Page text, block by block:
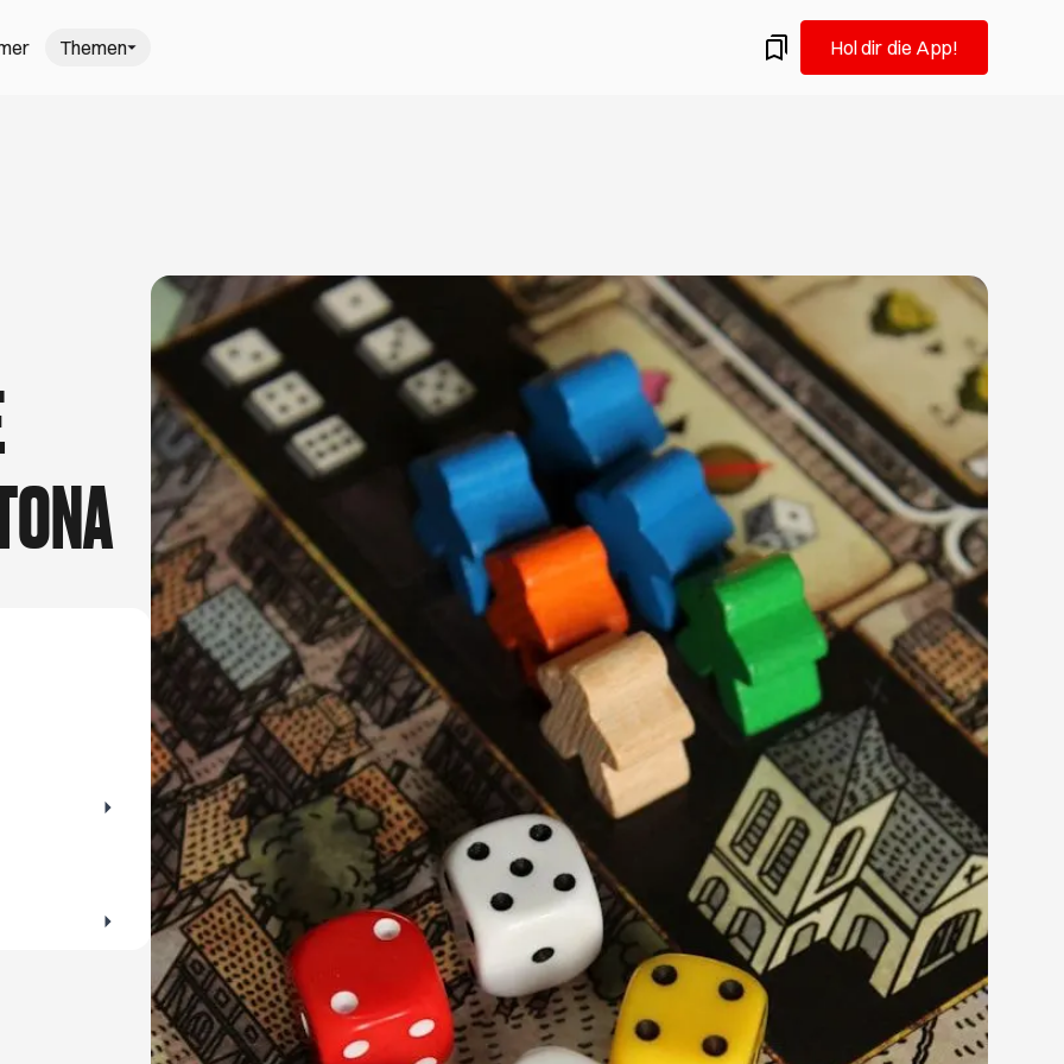
Themen
schönsten Sommer in Hamburg
am Elbstrand barfußlaufen, Open-Air-Kino
dem Kanu zu geheimen Villen gleiten. Ob
ein Picknick unter Apfelbäumen oder der
– hier findest du besondere
gehen in Hamburg
sind draußen, es wird wärmer und du
Die perfekte Gelegenheit für ausgiebige
dir die schönsten Orte zum Spazieren
5 Gastro-Neueröffnungen, die du im August testen solltest
Du liebst Hamburgs Gastro-Szene und probierst gern Neues aus?
Dann bist du hier goldrichtig! Wir verraten dir, welche Restaurants,
Cafés und Bars in Hamburg frisch eröffnet haben und deine
Aufmerksamkeit verdienen.
Ausstellungen in Hamburg: Was du im August nicht verpassen
darfst
Theresa (27) ist Redakteurin, ehemalige Kunststudentin und fühlt sich
zwischen Museumshallen und Galerieräumen zuhause. Auch wenn
sie heute lieber in ihrer Freizeit malt als im Studium, hat sie ihre Liebe
zur Kunst nie verloren. Jeden Monat empfiehlt sie die spannendsten
Ausstellungen der Stadt – von großen Publikumsmagneten bis zu
kleinen Entdeckungen, an denen du sonst vielleicht vorbeigelaufen
wärst.
Hol dir die App!